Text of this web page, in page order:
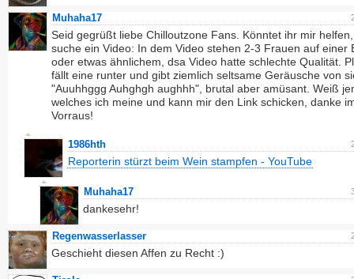
Muhaha17
Seid gegrüßt liebe Chilloutzone Fans. Könntet ihr mir
suche ein Video: In dem Video stehen 2-3 Frauen auf einer
oder etwas ähnlichem, dsa Video hatte schlechte Qualität.
fällt eine runter und gibt ziemlich seltsame Geräusche von
"Auuhhggg Auhghgh aughhh", brutal aber amüsant. Weiß
welches ich meine und kann mir den Link schicken, danke
Vorraus!
1986hth
Reporterin stürzt beim Wein stampfen - YouTube
Muhaha17
dankesehr!
Regenwasserlasser
Geschieht diesen Affen zu Recht :)